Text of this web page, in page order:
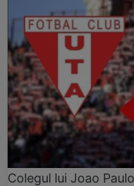
Colegul lui Joao